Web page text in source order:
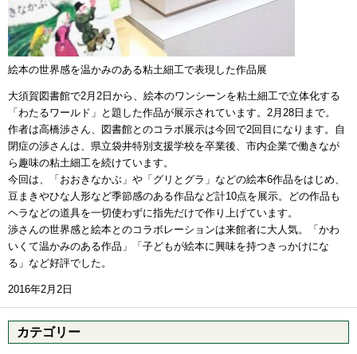
絵本の世界感を温かみのある粘土細工で表現した作品展
大須賀図書館で2月2日から、絵本のワンシーンを粘土細工で立体化する
「わたるワールド」と題した作品が展示されています。2月28日まで。
作者は高橋渉さん、図書館とのコラボ展示は今回で2回目になります。自
閉症の渉さんは、県立袋井特別支援学校を卒業後、市内企業で働きなが
ら趣味の粘土細工を続けています。
今回は、「おおきなかぶ」や「グリとグラ」などの絵本6作品をはじめ、
豆まきやひな人形など季節感のある作品など計10点を展示。どの作品も
ヘラなどの道具を一切使わずに指先だけで作り上げています。
渉さんの世界感と絵本とのコラボレーションは来館者に大人気。「かわ
いくて温かみのある作品」「子どもが絵本に興味を持つきっかけにな
る」など好評でした。
2016年2月2日
カテゴリー